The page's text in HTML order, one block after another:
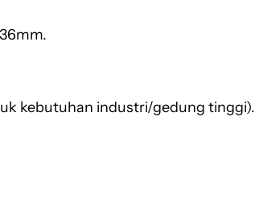
kebutuhan industri/gedung tinggi).